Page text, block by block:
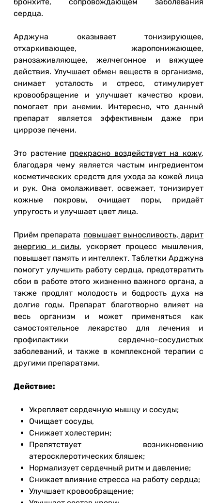
бронхите, сопровождающем заболевания
сердца.
Арджуна оказывает тонизирующее,
отхаркивающее, жаропонижающее,
ранозаживляющее, желчегонное и вяжущее
действия. Улучшает обмен веществ в организме,
снимает усталость и стресс, стимулирует
кровообращение и улучшает качество крови,
помогает при анемии. Интересно, что данный
препарат является эффективным даже при
циррозе печени.
Это растение прекрасно воздействует на кожу,
благодаря чему является частым ингредиентом
косметических средств для ухода за кожей лица
и рук. Она омолаживает, освежает, тонизирует
кожные покровы, очищает поры, придаёт
упругость и улучшает цвет лица.
Приём препарата повышает выносливость, дарит
энергию и силы, ускоряет процесс мышления,
повышает память и интеллект. Таблетки Арджуна
помогут улучшить работу сердца, предотвратить
сбои в работе этого жизненно важного органа, а
также продлят молодость и бодрость духа на
долгие годы. Препарат благотворно влияет на
весь организм и может применяться как
самостоятельное лекарство для лечения и
профилактики сердечно-сосудистых
заболеваний, и также в комплексной терапии с
другими препаратами.
Действие:
Укрепляет сердечную мышцу и сосуды;
Очищает сосуды,
Снижает холестерин;
Препятствует возникновению
атеросклеротических бляшек;
Нормализует сердечный ритм и давление;
Снижает влияние стресса на работу сердца;
Улучшает кровообращение;